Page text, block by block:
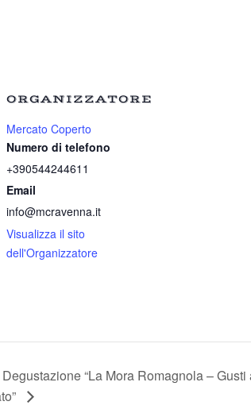
ORGANIZZATORE
Mercato Coperto
Numero di telefono
+390544244611
Email
info@mcravenna.it
Visualizza il sito
dell'Organizzatore
“La Mora Romagnola – Gusti